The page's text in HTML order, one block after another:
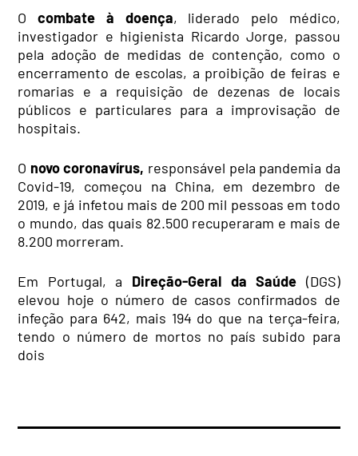
Ocombate à doença, liderado pelo médico,
investigador e higienista Ricardo Jorge, passou
pelaadoção de medidas de contenção, como o
encerramento de escolas, a proibição de feiras e
romarias e a requisição de dezenas de locais
públicos e particulares para a improvisação de
hospitais.
O novocoronavírus, responsável pela pandemia da
Covid-19, começou na China, em dezembro de
2019, e já infetou mais de 200 mil pessoas em todo
o mundo, das quais 82.500 recuperaram e mais de
8.200 morreram.
Em Portugal, a Direção-Geral da Saúde (DGS)
elevou hoje o número de casos confirmados de
infeção para 642, mais 194 do que na terça-feira,
tendo o número de mortos no país subido para
dois